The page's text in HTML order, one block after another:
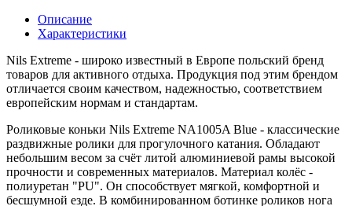
Описание
Характеристики
Nils Extreme - широко известный в Европе польский бренд
товаров для активного отдыха. Продукция под этим брендом
отличается своим качеством, надежностью, соответствием
европейским нормам и стандартам.
Роликовые коньки Nils Extreme NA1005A Blue - классические
раздвижные ролики для прогулочного катания. Обладают
небольшим весом за счёт литой алюминиевой рамы высокой
прочности и современных материалов. Материал колёс -
полиуретан "PU". Он способствует мягкой, комфортной и
бесшумной езде. В комбинированном ботинке роликов нога